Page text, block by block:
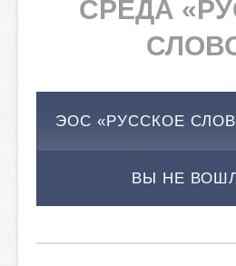
СРЕДА
ЭОС «РУССКОЕ
ВЫ НЕ